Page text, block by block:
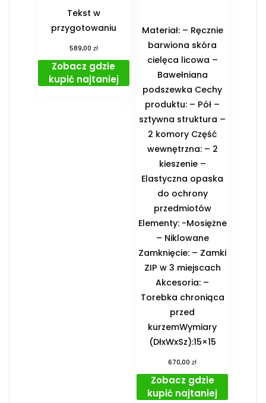
Tekst w
przygotowaniu
589,00 zł
Zobacz gdzie
kupić najtaniej
Materiał: – Ręcznie
barwiona skóra
cielęca licowa –
Bawełniana
podszewka Cechy
produktu: – Pół –
sztywna struktura –
2 komory Część
wewnętrzna: – 2
kieszenie –
Elastyczna opaska
do ochrony
przedmiotów
Elementy: -Mosiężne
– Niklowane
Zamknięcie: – Zamki
ZIP w 3 miejscach
Akcesoria: –
Torebka chroniąca
przed
kurzemWymiary
(DłxWxSz):15×15
670,00zł
Zobacz gdzie
kupić najtaniej